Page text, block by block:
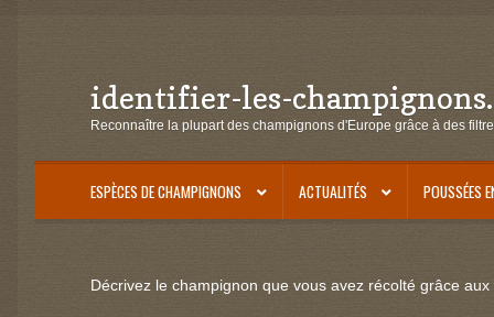
Aller
à
navigation
Aller
au
identifier-les-
Reconnaître la plupart des champignons d'Europe grâce à des
ESPÈCES DE CHAMPIGNONS ACTUALITÉS POUSSÉES
Décrivez le champignon que vous avez récolté grâce